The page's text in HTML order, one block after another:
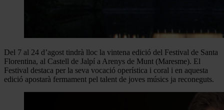
Del 7 al 24 d’agost tindrà lloc la vintena edició del Festival de Santa
Florentina, al Castell de Jalpí a Arenys de Munt (Maresme). El
Festival destaca per la seva vocació operística i coral i en aquesta
edició apostarà fermament pel talent de joves músics ja reconeguts.